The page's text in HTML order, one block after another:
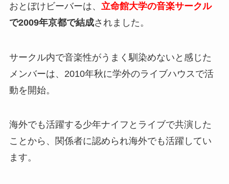
おとぼけビーバーは、 立命館大学の音楽サークル
で2009年京都で結成されました。
サークル内で音楽性がうまく馴染めないと感じた
メンバーは、2010年秋に学外のライブハウスで活
動を開始。
海外でも活躍する少年ナイフとライブで共演した
ことから、関係者に認められ海外でも活躍してい
ます。